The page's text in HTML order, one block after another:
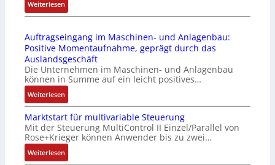
l
ä
s
t
s
i
c
h
f
l
e
x
i
l
e
r
i
n
g
e
n
G
u
n
d
2
4
3
-
Z
e
r
t
i
f
i
z
i
Weiterlesen:
D
u
c
k
a
u
s
g
l
e
i
c
Auftragseingang im Maschinen- und Anlagenbau:
Positive Momentaufnahme, geprägt durch das
Auslandsgeschäft
Die Unternehmen im Maschinen- und Anlagenbau
können in Summe auf ein leicht positives…
Weiterlesen:
A
u
f
t
r
Marktstart für multivariable Steuerung
Mit der Steuerung MultiControl II Einzel/Parallel von
Rose+Krieger können Anwender bis zu zwei…
Weiterlesen: